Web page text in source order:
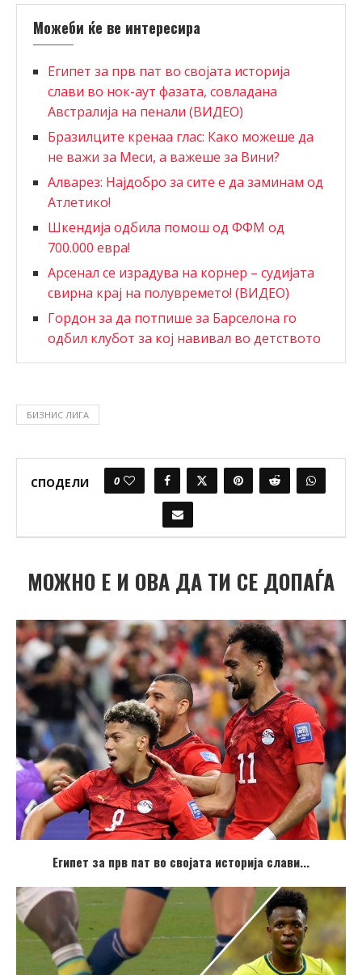
Можеби ќе ве интересира
Египет за прв пат во својата историја
слави во нок-аут фазата, совладана
Австралија на пенали (ВИДЕО)
Бразилците кренаа глас: Како можеше да
не важи за Меси, а важеше за Вини?
Алварез: Најдобро за сите е да заминам од
Атлетико!
Шкендија одбила помош од ФФМ од
700.000 евра!
Aрсенал се израдува на корнер – судијата
свирна крај на полувремето! (ВИДЕО)
Гордон за да потпише за Барселона го
одбил клубот за кој навивал во детството
БИЗНИС ЛИГА
СПОДЕЛИ 0
МОЖНО Е И ОВА ДА ТИ СЕ ДОПАЃА
Египет за прв пат во својата историја слави...